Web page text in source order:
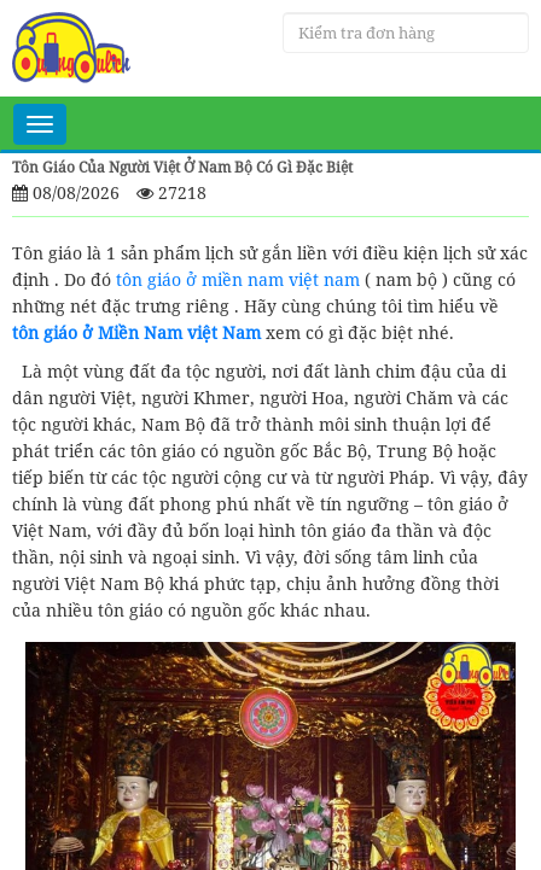
Toggle
navigation
Tôn Giáo Của Người Việt Ở Nam Bộ Có Gì Đặc Biệt
08/08/2026 27218
Tôn giáo là 1 sản phẩm lịch sử gắn liền với điều kiện lịch sử xác
định . Do đó tôn giáo ở miền nam việt nam ( nam bộ ) cũng có
những nét đặc trưng riêng . Hãy cùng chúng tôi tìm hiểu về
tôn giáo ở Miền Nam việt Namxem có gì đặc biệt nhé.
Là một vùng đất đa tộc người, nơi đất lành chim đậu của di
dân người Việt, người Khmer, người Hoa, người Chăm và các
tộc người khác, Nam Bộ đã trở thành môi sinh thuận lợi để
phát triển các tôn giáo có nguồn gốc Bắc Bộ, Trung Bộ hoặc
tiếp biến từ các tộc người cộng cư và từ người Pháp. Vì vậy, đây
chính là vùng đất phong phú nhất về tín ngưỡng – tôn giáo ở
Việt Nam, với đầy đủ bốn loại hình tôn giáo đa thần và độc
thần, nội sinh và ngoại sinh. Vì vậy, đời sống tâm linh của
người Việt Nam Bộ khá phức tạp, chịu ảnh hưởng đồng thời
của nhiều tôn giáo có nguồn gốc khác nhau.